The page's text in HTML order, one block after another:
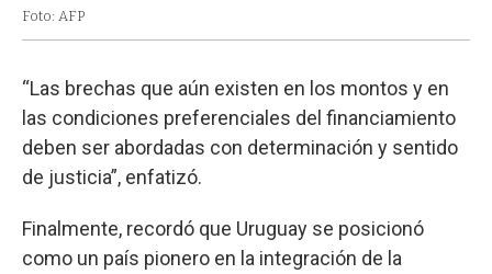
Foto: AFP
“Las brechas que aún existen en los montos y en
las condiciones preferenciales del financiamiento
deben ser abordadas con determinación y sentido
de justicia”, enfatizó.
Finalmente, recordó que Uruguay se posicionó
como un país pionero en la integración de la